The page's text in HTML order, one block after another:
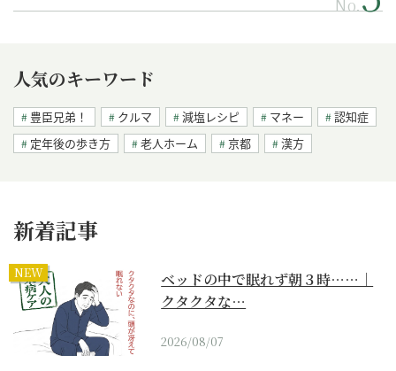
No.
人気のキーワード
豊臣兄弟！ クルマ 減塩レシピ マネー
認知症
定年後の歩き方
老人ホーム 京都 漢方
新着記事
NEW
ベッドの中で眠れず朝３時……｜
クタクタな…
2026/08/07